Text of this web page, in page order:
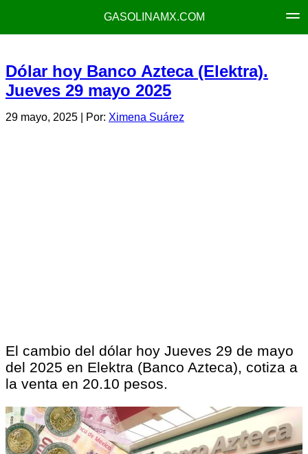
GASOLINAMX.COM
Dólar hoy Banco Azteca (Elektra).
Jueves 29 mayo 2025
29 mayo, 2025 | Por: Ximena Suárez
El cambio del dólar hoy Jueves 29 de mayo
del 2025 en Elektra (Banco Azteca), cotiza a
la venta en 20.10 pesos.